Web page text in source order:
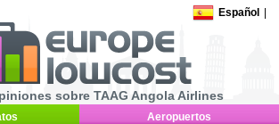
Español
sobre TAAG Angola Airlines
Aeropuertos